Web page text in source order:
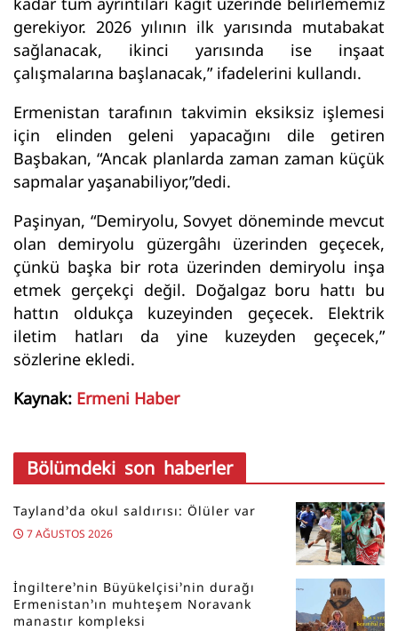
gerekiyor. 2026 yılının ilk yarısında mutabakat
sağlanacak, ikinci yarısında ise inşaat
çalışmalarına başlanacak,” ifadelerini kullandı.
Ermenistan tarafının takvimin eksiksiz işlemesi
için elinden geleni yapacağını dile getiren
Başbakan, “Ancak planlarda zaman zaman küçük
sapmalar yaşanabiliyor,”dedi.
Paşinyan, “Demiryolu, Sovyet döneminde mevcut
olan demiryolu güzergâhı üzerinden geçecek,
çünkü başka bir rota üzerinden demiryolu inşa
etmek gerçekçi değil. Doğalgaz boru hattı bu
hattın oldukça kuzeyinden geçecek. Elektrik
iletim hatları da yine kuzeyden geçecek,”
sözlerine ekledi.
Kaynak: Ermeni Haber
Bölümdeki son haberler
Tayland’da okul saldırısı: Ölüler var
7 AĞUSTOS 2026
İngiltere’nin Büyükelçisi’nin durağı
Ermenistan’ın muhteşem Noravank
manastır kompleksi